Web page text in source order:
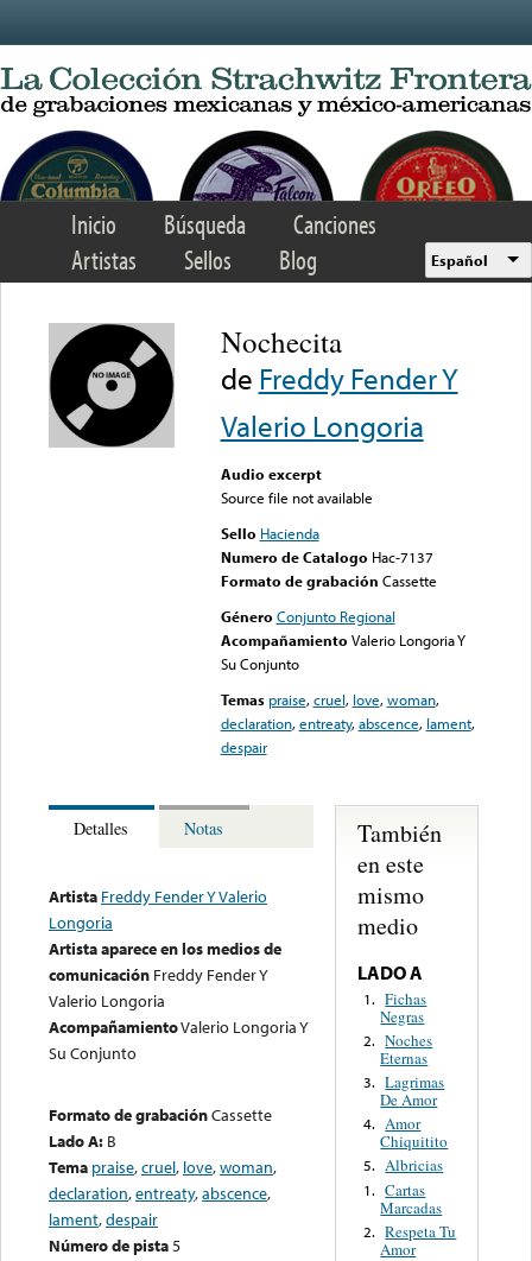
Inicio Búsqueda
Canciones
Artistas
Sellos Blog Español
Nochecita
de Freddy Fender Y
Valerio Longoria
Audio excerpt
Source file not available
Sello Hacienda
Numero de Catalogo Hac-7137
Formato de grabación Cassette
Género Conjunto Regional
Acompañamiento Valerio Longoria Y
Su Conjunto
Temas praise,cruel, love,woman,
declaration,entreaty,abscence, lament,
despair
Detalles Notas
Artista Freddy Fender Y Valerio
Longoria
Artista aparece en los medios de
comunicación Freddy Fender Y
Valerio Longoria
AcompañamientoValerio Longoria Y
Su Conjunto
Formato de grabaciónCassette
Lado A: B
Tema praise,cruel, love,woman,
declaration,entreaty,abscence,
lament,despair
Número de pista5
También
en este
mismo
medio
LADO A
1. Fichas
Negras
2. Noches
Eternas
3. Lagrimas
De Amor
4. Amor
Chiquitito
5. Albricias
1. Cartas
Marcadas
2. Respeta Tu
Amor